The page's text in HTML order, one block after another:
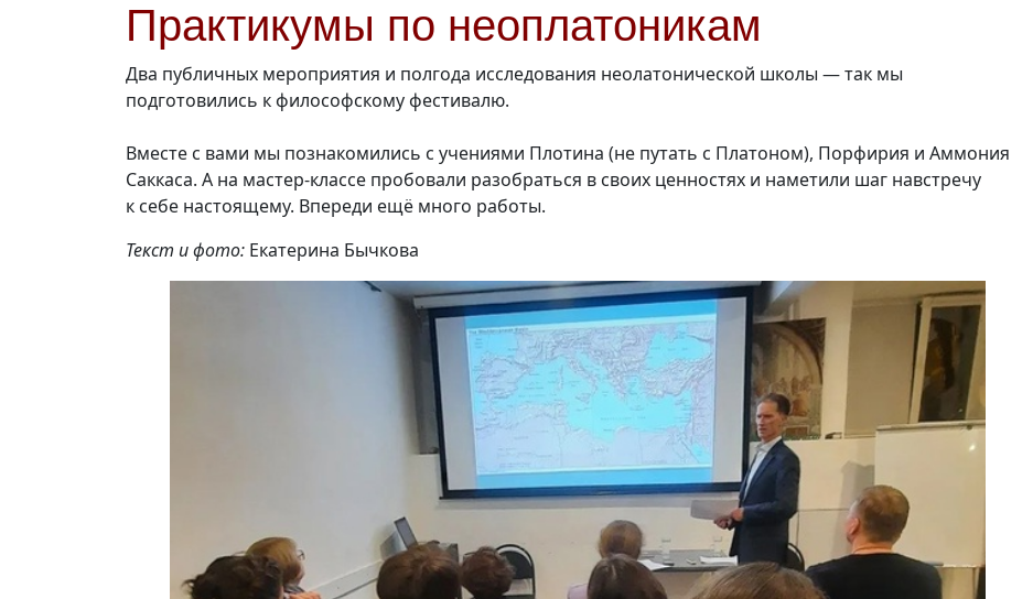
Практикумы по неоплатоникам
Два публичных мероприятия и полгода исследования неолатонической школы — так мы
подготовились к философскому фестивалю.
Вместе с вами мы познакомились с учениями Плотина (не путать с Платоном), Порфирия и Аммония
Саккаса. А на мастер-классе пробовали разобраться в своих ценностях и наметили шаг навстречу
к себе настоящему. Впереди ещё много работы.
Текст и фото: Екатерина Бычкова